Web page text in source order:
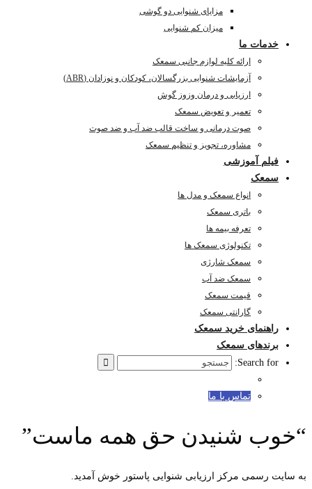
مزایای شنوایی دو گوشی
میزان کم شنوایی
خدمات ما
ارائه کلیه لوازم جانبی سمعک
آزمایشات شنوایی بزرگسالان، کودکان و نوزادان (ABR)
ارزیابی و درمان وزوز گوش
تعمیر و تعویض سمعک
صوت درمانی و ساخت قالب ضد آب و ضد صوت
مشاوره، تجویز و تنظیم سمعک
فیلم آموزشی
سمعک
انواع سمعک و مدل ها
باتری سمعک
تعرفه بیمه ها
تکنولوژی سمعک ها
سمعک شارژی
سمعک ضد آب
قیمت سمعک
گارانتی سمعک
راهنمای خرید سمعک
برندهای سمعک
Search for:
تماس با ما
“خوب شنیدن حق همه ماست”
به سایت رسمی مرکز ارزیابی شنوایی پاستور خوش آمدید.